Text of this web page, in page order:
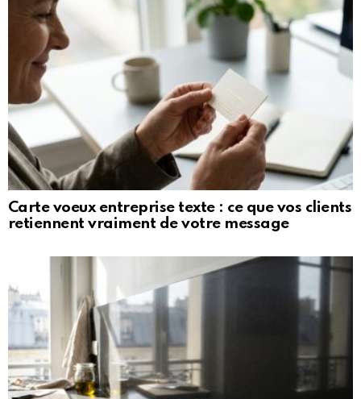
Carte voeux entreprise texte : ce que vos clients
retiennent vraiment de votre message